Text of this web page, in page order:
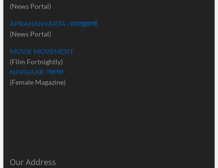
(News Portal)
APRAHANVARTA /अपराह्नवार्त्ता
(News Portal)
MOVIE MOVEMENT
(Film Fortnightly)
NAVNAAR /नवनार
(Female Magazine)
Our Address